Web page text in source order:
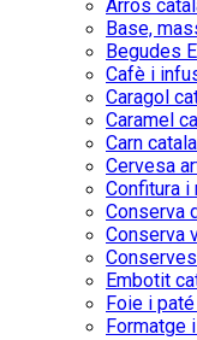
Arròs
Base,
Begudes
Cafè i
Caragol
Caramel
Carn
Cervesa
Confitura i
Conserva
Conserva
Embotit
Foie i
Formatge